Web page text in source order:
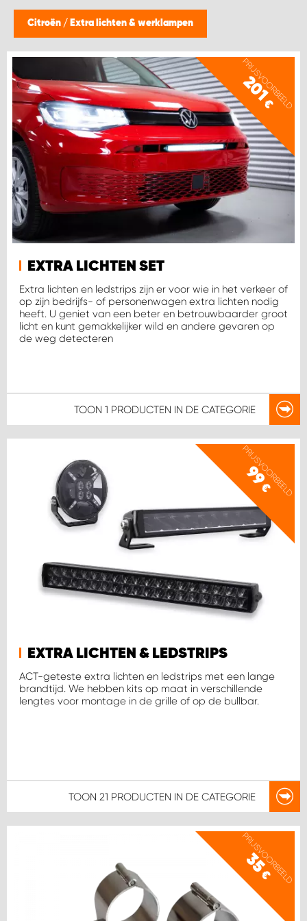
Citroën / Extra lichten & werklampen
PRIJSVOORBEELD
201
€
EXTRA LICHTEN SET
Extra lichten en ledstrips zijn er voor wie in het verkeer of
op zijn bedrijfs- of personenwagen extra lichten nodig
heeft. U geniet van een beter en betrouwbaarder groot
licht en kunt gemakkelijker wild en andere gevaren op
de weg detecteren
TOON 1 PRODUCTEN IN DE CATEGORIE
PRIJSVOORBEELD
99
€
EXTRA LICHTEN & LEDSTRIPS
ACT-geteste extra lichten en ledstrips met een lange
brandtijd. We hebben kits op maat in verschillende
lengtes voor montage in de grille of op de bullbar.
TOON 21 PRODUCTEN IN DE CATEGORIE
PRIJSVOORBEELD
35
€
WORK SYSTEM EVERDINGEN
WORK SYSTEM GORREDIJK
WORK SYSTEM GRONINGEN
WORK SYSTEM HARDERWIJK
WORK SYSTEM HARMELEN
WORK SYSTEM HARTWERD
WORK SYSTEM HEERLEN
WORK SYSTEM KOOTWIJKERBROEK
WORK SYSTEM NIEUWEGEIN
WORK SYSTEM NIEUWERKERK AAN DEN IJSSEL
WORK SYSTEM OOSTERHOUT
WORK SYSTEM REEUWIJK
WORK SYSTEM SIMPELVELD
WORK SYSTEM UITHOORN
WORK SYSTEM ZWARTEBROEK